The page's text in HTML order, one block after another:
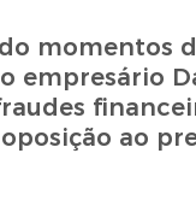
momentos
empresário
ao